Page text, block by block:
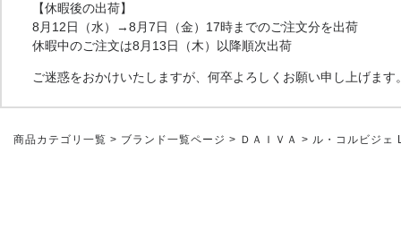
【休暇後の出荷】
8月12日（水）→8月7日（金）17時までのご注文分を出荷
休暇中のご注文は8月13日（木）以降順次出荷
ご迷惑をおかけいたしますが、何卒よろしくお願い申し上げます
商品カテゴリ一覧 > ブランド一覧ページ > ＤＡＩＶＡ > ル・コルビジェ